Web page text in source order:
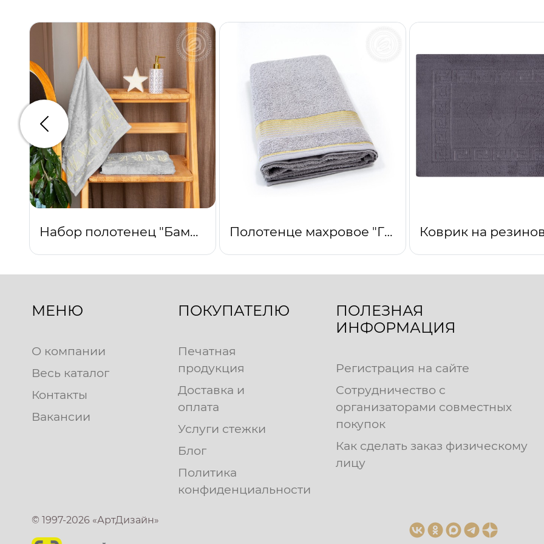
Набор полотенец "Бамбук" (серый) Полотенце махровое "Гармония" (серый)
Предыдущий
МЕНЮ
О компании
Весь каталог
Контакты
Вакансии
ПОКУПАТЕЛЮ
Печатная
продукция
Доставка и
оплата
Услуги стежки
Блог
Политика
конфиденциальности
ПОЛЕЗНАЯ
ИНФОРМАЦИЯ
Регистрация на сайте
Сотрудничество с
организаторами совместных
покупок
Как сделать заказ физическому
лицу
© 1997-2026 «АртДизайн»